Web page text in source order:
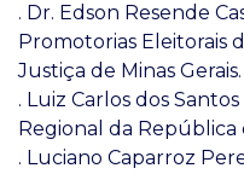
. Dr. Edson Resende
Promotorias Eleitorais
Justiça de Minas Gerais.
. Luiz Carlos dos
Regional da República
. Luciano Caparroz